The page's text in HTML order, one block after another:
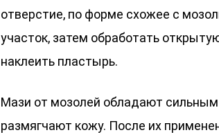
отверстие, по форме схожее с
участок, затем обработать
наклеить пластырь.
Мази от мозолей обладают
размягчают кожу. После их